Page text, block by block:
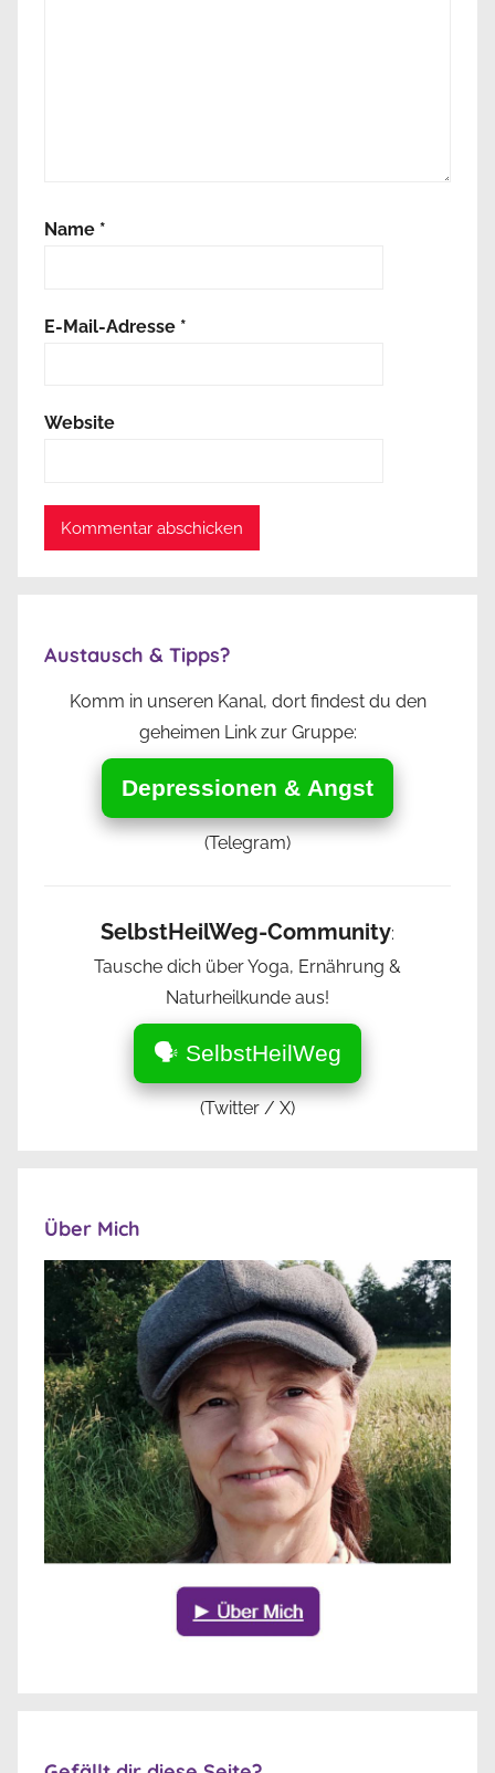
Name *
E-Mail-Adresse *
Website
Austausch & Tipps?
Komm in unseren Kanal, dort findest du den
geheimen Link zur Gruppe:
Depressionen & Angst
(Telegram)
SelbstHeilWeg-Community:
Tausche dich über Yoga, Ernährung &
Naturheilkunde aus!
🗣️ SelbstHeilWeg
(Twitter / X)
Über Mich